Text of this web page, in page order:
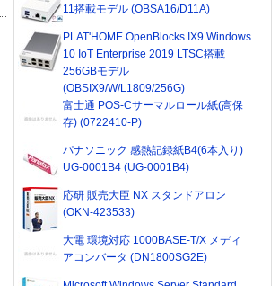
11搭載モデル (OBSA16/D11A)
PLAT'HOME OpenBlocks IX9 Windows
10 IoT Enterprise 2019 LTSC搭載
256GBモデル
(OBSIX9/W/L1809/256G)
富士通 POS-Cサーマルロール紙(高保
存) (0722410-P)
パナソニック 感熱記録紙B4(6本入り)
UG-0001B4 (UG-0001B4)
応研 販売大臣 NX スタンドアロン
(OKN-423533)
大電 環境対応 1000BASE-T/X メディ
アコンバータ (DN1800SG2E)